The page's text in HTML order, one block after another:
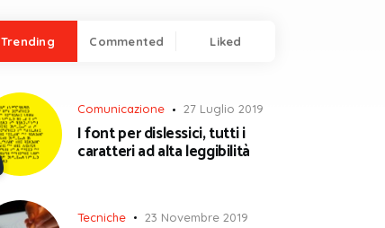
Trending Commented Liked
Comunicazione 27 Luglio 2019
I font per dislessici, tutti i
caratteri ad alta leggibilità
Tecniche 23 Novembre 2019